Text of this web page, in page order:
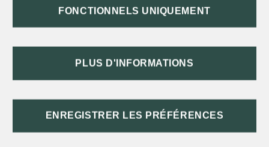
FONCTIONNELS UNIQUEMENT
PLUS D'INFORMATIONS
ENREGISTRER LES PRÉFÉRENCES